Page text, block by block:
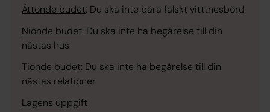
Åttonde budet: Du ska inte bära falskt vitttnesbörd
Nionde budet: Du ska inte ha begärelse till din
nästas hus
Tionde budet: Du ska inte ha begärelse till din
nästas relationer
Lagens uppgift